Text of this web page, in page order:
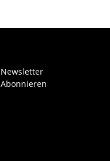
Newsletter
Abonnieren